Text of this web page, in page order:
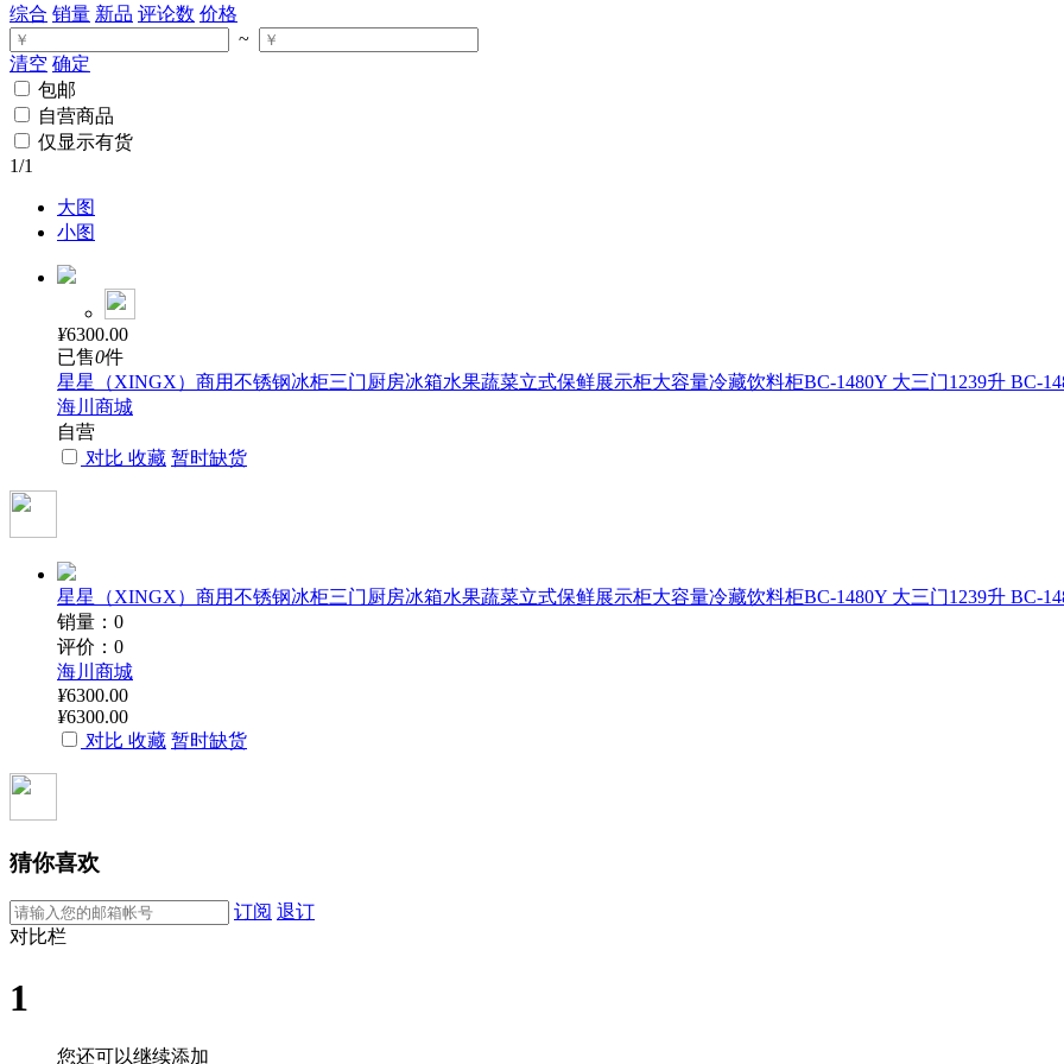
综合 销量 新品 评论数 价格
~
清空 确定
包邮
自营商品
仅显示有货
1/1
大图
小图
¥6300.00
已售0件
星星（XINGX）商用不锈钢冰柜三门厨房冰箱水果蔬菜立式保鲜展示柜大容量冷藏饮料柜BC-1480Y 大三门1239升 BC-
海川商城
自营
对比 收藏 暂时缺货
星星（XINGX）商用不锈钢冰柜三门厨房冰箱水果蔬菜立式保鲜展示柜大容量冷藏饮料柜BC-1480Y 大三门1239升 BC-
销量：0
评价：0
海川商城
¥6300.00
¥6300.00
对比 收藏 暂时缺货
猜你喜欢
订阅 退订
对比栏
1
您还可以继续添加